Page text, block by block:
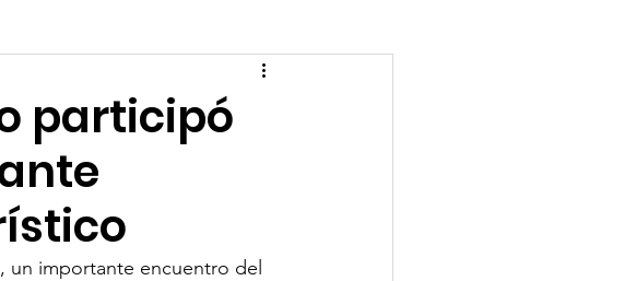
participó
un importante encuentro del